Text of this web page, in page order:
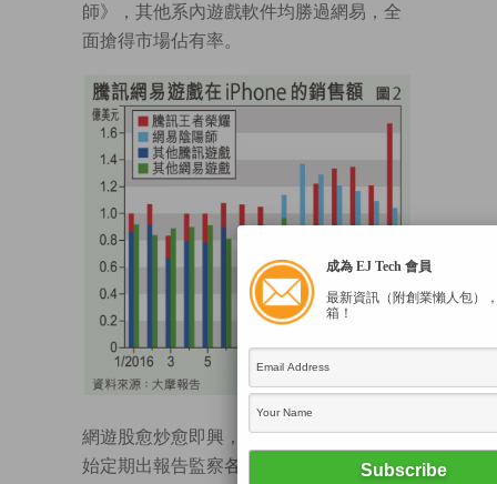
師》，其他系內遊戲軟件均勝過網易，全
面搶得市場佔有率。
網遊股愈炒愈即興，大行如摩根士丹利開
始定期出報告監察各網遊公司產品的銷售
成為 EJ Tech 會員
最新資訊（附創業懶人包）
箱！